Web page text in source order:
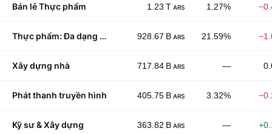
Bán lẻ Thực phẩm 1.23 T ARS 1.27%
Thực phẩm: Đa dạng hóa 928.67 B ARS 21.59%
Xây dựng nhà 717.84 B ARS —
Phát thanh truyền hình 405.75 B ARS 3.32%
Kỹ sư & Xây dựng 363.82 B ARS —